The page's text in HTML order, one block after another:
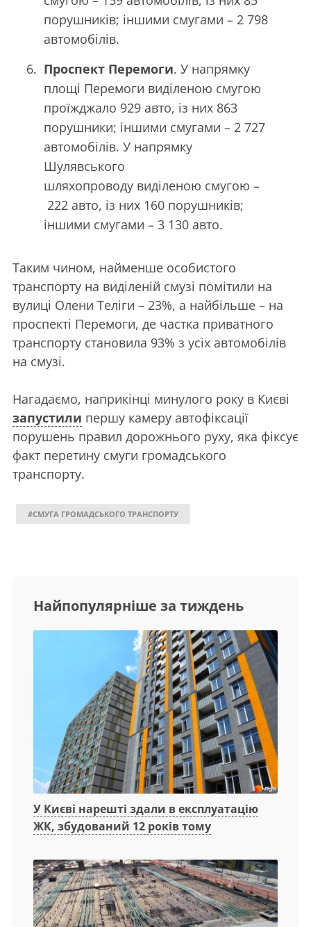
порушників; іншими смугами – 2 798
автомобілів.
Проспект Перемоги. У напрямку
площі Перемоги виділеною смугою
проїжджало 929 авто, із них 863
порушники; іншими смугами – 2 727
автомобілів. У напрямку
Шулявського
шляхопроводу виділеною смугою –
222 авто, із них 160 порушників;
іншими смугами – 3 130 авто.
Таким чином, найменше особистого
транспорту на виділеній смузі помітили на
вулиці Олени Теліги – 23%, а найбільше – на
проспекті Перемоги, де частка приватного
транспорту становила 93% з усіх автомобілів
на смузі.
Нагадаємо, наприкінці минулого року в Києві
запустили першу камеру автофіксації
порушень правил дорожнього руху, яка фіксує
факт перетину смуги громадського
транспорту.
#СМУГА ГРОМАДСЬКОГО ТРАНСПОРТУ
Найпопулярніше за тиждень
У Києві нарешті здали в експлуатацію
ЖК, збудований 12 років тому